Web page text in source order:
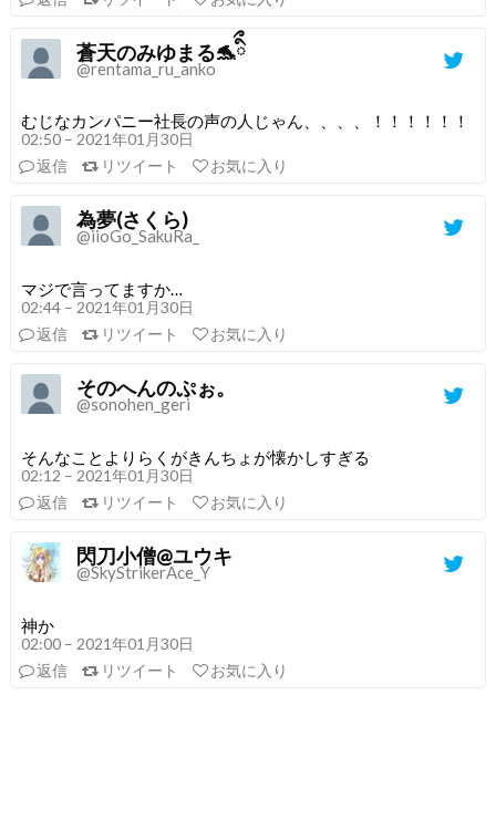
蒼天のみゆまる🐬ིྀ
@rentama_ru_anko
むじなカンパニー社長の声の人じゃん、、、、！！！！！！
02:50 – 2021年01月30日
返信
リツイート お気に入り
為夢(さくら)
@iioGo_SakuRa_
マジで言ってますか…
02:44 – 2021年01月30日
返信
リツイート お気に入り
そのへんのぷぉ。
@sonohen_geri
そんなことよりらくがきんちょが懐かしすぎる
02:12 – 2021年01月30日
返信
リツイート お気に入り
閃刀小僧@ユウキ
@SkyStrikerAce_Y
神か
02:00 – 2021年01月30日
返信
リツイート お気に入り